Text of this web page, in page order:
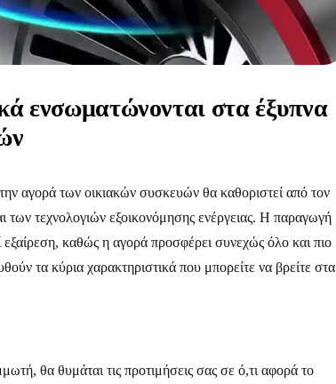
ενσωματώνονται στα έξυπνα
αγορά των οικιακών συσκευών θα καθοριστεί από τον
των τεχνολογιών εξοικονόμησης ενέργειας. Η παραγωγή
καθώς η αγορά προσφέρει συνεχώς όλο και πιο
τα κύρια χαρακτηριστικά που μπορείτε να βρείτε στα
θα θυμάται τις προτιμήσεις σας σε ό,τι αφορά το